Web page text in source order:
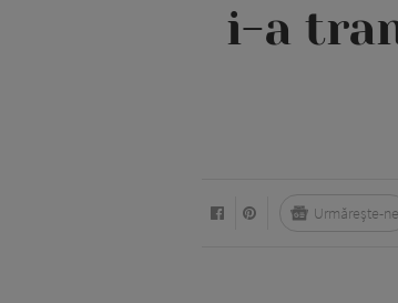
i-a
Urmărește-ne